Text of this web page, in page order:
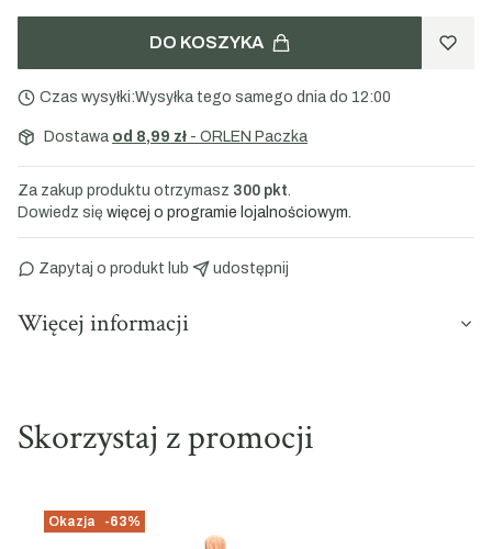
W przypadku wyboru opcji "Zapakuj na prezent ", którą można
zostaną zapakowane w folię celofanową oraz wstążkę w
DO KOSZYKA
Czas wysyłki:Wysyłka tego samego dnia do 12:00
Dostawa od 8,99 zł - ORLEN Paczka
Za zakup produktu otrzymasz 300 pkt.
Dowiedz się więcej o programie lojalnościowym.
Zapytaj o produkt lub udostępnij
Więcej informacji
Skorzystaj z promocji
Okazja -63%